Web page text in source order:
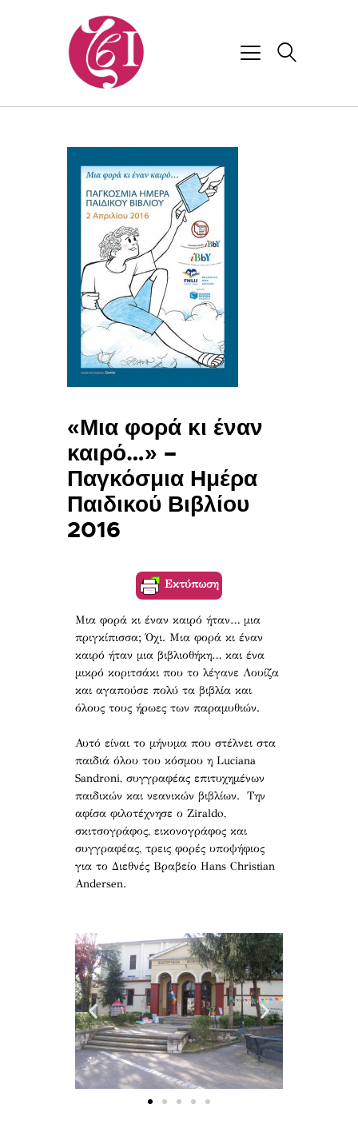
«Μια φορά κι έναν
καιρό…» –
Παγκόσμια Ημέρα
Παιδικού Βιβλίου
2016
Εκτύπωση
Μια φορά κι έναν καιρό ήταν… μια
πριγκίπισσα; Όχι. Μια φορά κι έναν
καιρό ήταν μια βιβλιοθήκη… και ένα
μικρό κοριτσάκι που το λέγανε Λουίζα
και αγαπούσε πολύ τα βιβλία και
όλους τους ήρωες των παραμυθιών.
Αυτό είναι το μήνυμα που στέλνει στα
παιδιά όλου του κόσμου η Luciana
Sandroni, συγγραφέας επιτυχημένων
παιδικών και νεανικών βιβλίων. Την
αφίσα φιλοτέχνησε ο Ziraldo,
σκιτσογράφος, εικονογράφος και
συγγραφέας, τρεις φορές υποψήφιος
για το Διεθνές Βραβείο Hans Christian
Andersen.